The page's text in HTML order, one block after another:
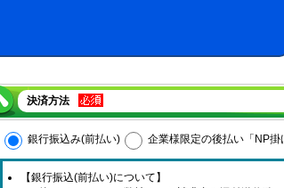
決済方法
銀行振込み(前払い) 企業様限定の後払い「NP
【銀行振込(前払い)について】